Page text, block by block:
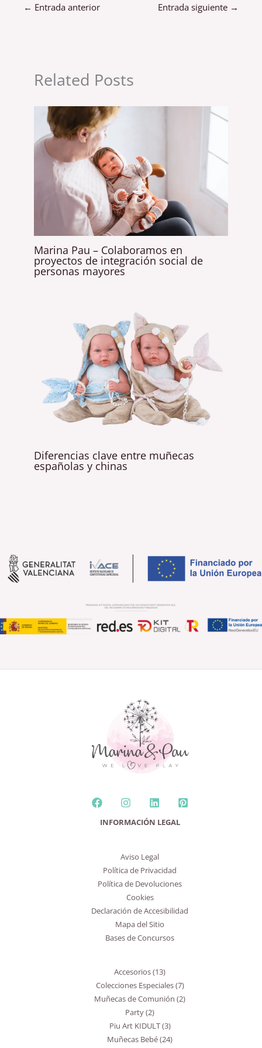
← Entrada anterior Entrada siguiente →
Related Posts
Marina Pau – Colaboramos en
proyectos de integración social de
personas mayores
Diferencias clave entre muñecas
españolas y chinas
INFORMACIÓN LEGAL
Aviso Legal
Política de Privacidad
Política de Devoluciones
Cookies
Declaración de Accesibilidad
Mapa del Sitio
Bases de Concursos
Accesorios 13
13
Colecciones Especiales 7
Muñecas de Comunión 2
Party 2
2
Piu Art KIDULT 3
3
Muñecas Bebé 24
2419
36